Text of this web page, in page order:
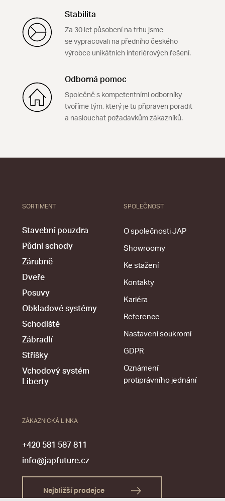
Stabilita
Za 30 let působení na trhu jsme
se vypracovali na předního českého
výrobce unikátních interiérových řešení.
Odborná pomoc
Společně s kompetentními odborníky
tvoříme tým, který je tu připraven poradit
a naslouchat požadavkům zákazníků.
SORTIMENT
Stavební pouzdra
Půdní schody
Zárubně
Dveře
Posuvy
Obkladové systémy
Schodiště
Zábradlí
Stříšky
Vchodový systém
Liberty
SPOLEČNOST
O společnosti JAP
Showroomy
Ke stažení
Kontakty
Kariéra
Reference
Nastavení soukromí
GDPR
Oznámení
protiprávního jednání
ZÁKAZNICKÁ LINKA
+420 581 587 811
info@japfuture.cz
Nejbližší prodejce